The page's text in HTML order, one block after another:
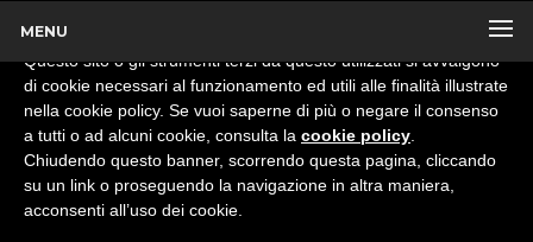
MENU x
Informativa
Questo sito o gli strumenti terzi da questo utilizzati si avvalgono
di cookie necessari al funzionamento ed utili alle finalità illustrate
nella cookie policy. Se vuoi saperne di più o negare il consenso
a tutti o ad alcuni cookie, consulta la cookie policy
Chiudendo questo banner, scorrendo questa pagina, cliccando
su un link o proseguendo la navigazione in altra maniera,
acconsenti all’uso dei cookie.